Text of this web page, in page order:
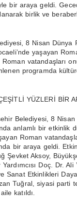
bir araya geldi.
birlik ve
8 Nisan Dünya
yaşayan
vatandaşları
programda
YÜZLERİ BİR
Belediyesi, 8
anlamlı bir etkinlik
Roman
bir araya geldi.
Şevket Aksoy,
Doç. Dr.
Sanat Etkinlikleri
Tuğral, siyasi parti
katıldı.